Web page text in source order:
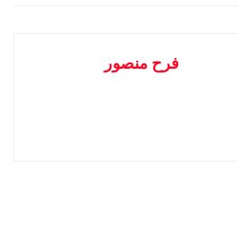
فرح منصور